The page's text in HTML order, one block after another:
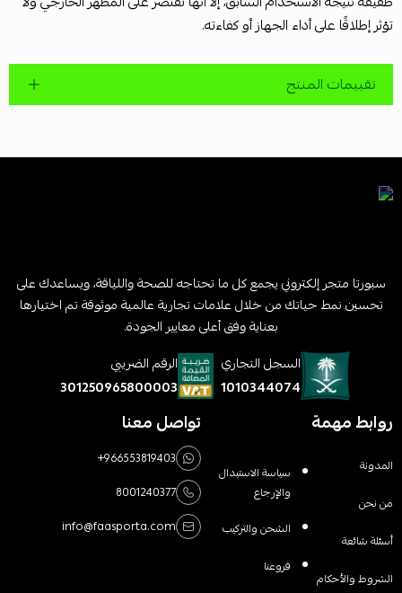
تؤثر إطلاقًا على أداء الجهاز أو كفاءته.
تقييمات المنتج
سبورتا متجر إلكتروني يجمع كل ما تحتاجه للصحة واللياقة، ويساعدك على
تحسين نمط حياتك من خلال علامات تجارية عالمية موثوقة تم اختيارها
بعناية وفق أعلى معايير الجودة.
السجل التجاري
1010344074
الرقم الضريبي
301250965800003
روابط مهمة
المدونة
من نحن
أسئلة شائعة
الشروط والأحكام
سياسة الاستبدال
والإرجاع
الشحن والتركيب
فروعنا
تواصل معنا
+966553819403
8001240377
info@faasporta.com